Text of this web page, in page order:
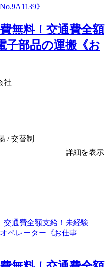
無料！交通費全額
子部品の運搬《お
社
/ 交替制
詳細を表示